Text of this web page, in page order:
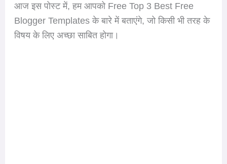
आज इस पोस्ट में, हम आपको Free Top 3 Best Free
Blogger Templates के बारे में बताएंगे, जो किसी भी तरह के
विषय के लिए अच्छा साबित होगा।